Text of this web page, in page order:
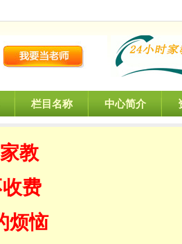
栏目名称 中心简介
教
费
烦恼